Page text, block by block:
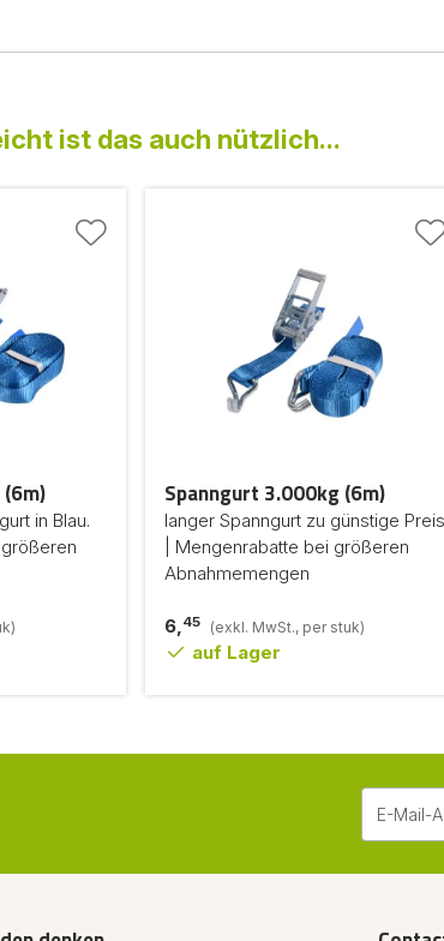
ist das auch nützlich...
in Blau.
Spanngurt 3.000kg (6m)
langer Spanngurt zu günstige Preis
| Mengenrabatte bei größeren
Abnahmemengen
6,45 (exkl. MwSt., per stuk)
auf Lager